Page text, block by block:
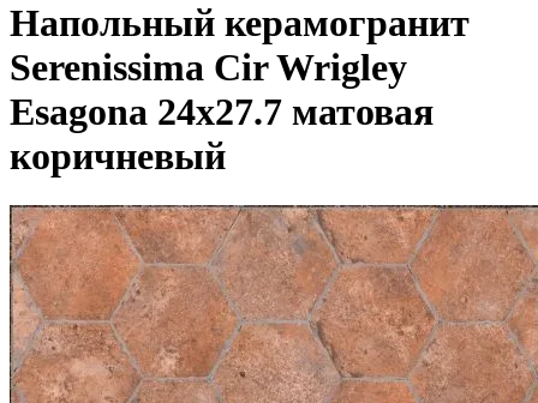
Напольный керамогранит
Serenissima Cir Wrigley
Esagona 24x27.7 матовая
коричневый